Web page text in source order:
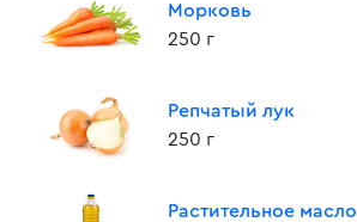
Морковь
250 г
Репчатый лук
250 г
Растительное масло